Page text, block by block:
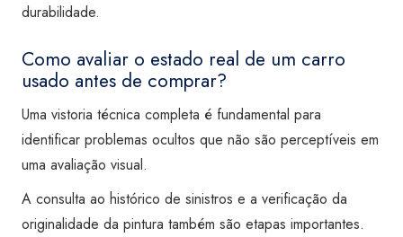
durabilidade.
Como avaliar o estado real de um carro
usado antes de comprar?
Uma vistoria técnica completa é fundamental para
identificar problemas ocultos que não são perceptíveis em
uma avaliação visual.
A consulta ao histórico de sinistros e a verificação da
originalidade da pintura também são etapas importantes.